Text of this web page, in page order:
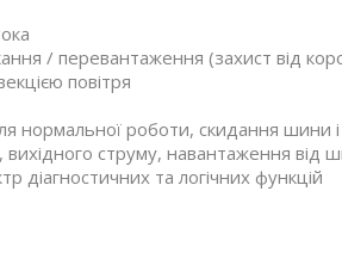
/ перевантаження (захист від
повітря
нормальної роботи, скидання
вихідного струму, навантаження від
діагностичних та логічних функцій